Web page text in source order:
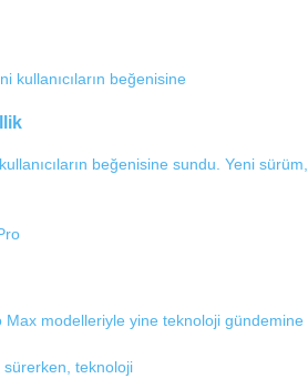
beğenisine sundu. Yeni sürüm,
Max modelleriyle yine teknoloji gündemine